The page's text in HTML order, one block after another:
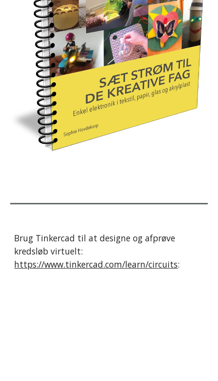
Brug Tinkercad til at designe og afprøve
https://www.tinkercad.com/learn/circuits: